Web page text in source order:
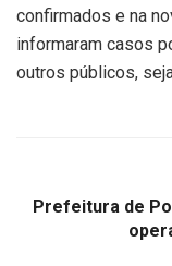
confirmados e na
informaram casos
outros públicos,
Prefeitura de